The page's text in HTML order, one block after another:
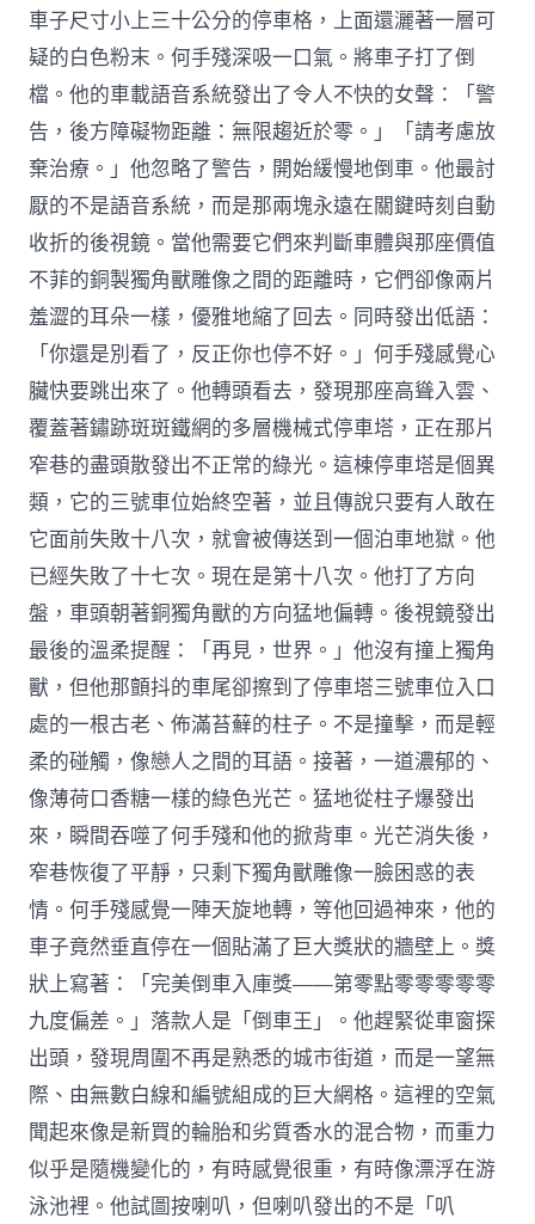
車子尺寸小上三十公分的停車格，上面還灑著一層可
疑的白色粉末。何手殘深吸一口氣。將車子打了倒
檔。他的車載語音系統發出了令人不快的女聲：「警
告，後方障礙物距離：無限趨近於零。」「請考慮放
棄治療。」他忽略了警告，開始緩慢地倒車。他最討
厭的不是語音系統，而是那兩塊永遠在關鍵時刻自動
收折的後視鏡。當他需要它們來判斷車體與那座價值
不菲的銅製獨角獸雕像之間的距離時，它們卻像兩片
羞澀的耳朵一樣，優雅地縮了回去。同時發出低語：
「你還是別看了，反正你也停不好。」何手殘感覺心
臟快要跳出來了。他轉頭看去，發現那座高聳入雲、
覆蓋著鏽跡斑斑鐵網的多層機械式停車塔，正在那片
窄巷的盡頭散發出不正常的綠光。這棟停車塔是個異
類，它的三號車位始終空著，並且傳說只要有人敢在
它面前失敗十八次，就會被傳送到一個泊車地獄。他
已經失敗了十七次。現在是第十八次。他打了方向
盤，車頭朝著銅獨角獸的方向猛地偏轉。後視鏡發出
最後的溫柔提醒：「再見，世界。」他沒有撞上獨角
獸，但他那顫抖的車尾卻擦到了停車塔三號車位入口
處的一根古老、佈滿苔蘚的柱子。不是撞擊，而是輕
柔的碰觸，像戀人之間的耳語。接著，一道濃郁的、
像薄荷口香糖一樣的綠色光芒。猛地從柱子爆發出
來，瞬間吞噬了何手殘和他的掀背車。光芒消失後，
窄巷恢復了平靜，只剩下獨角獸雕像一臉困惑的表
情。何手殘感覺一陣天旋地轉，等他回過神來，他的
車子竟然垂直停在一個貼滿了巨大獎狀的牆壁上。獎
狀上寫著：「完美倒車入庫獎——第零點零零零零零
九度偏差。」落款人是「倒車王」。他趕緊從車窗探
出頭，發現周圍不再是熟悉的城市街道，而是一望無
際、由無數白線和編號組成的巨大網格。這裡的空氣
聞起來像是新買的輪胎和劣質香水的混合物，而重力
似乎是隨機變化的，有時感覺很重，有時像漂浮在游
泳池裡。他試圖按喇叭，但喇叭發出的不是「叭